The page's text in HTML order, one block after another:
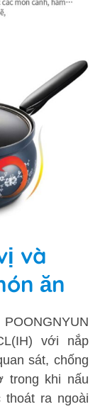
và
ăn
với nắp
sát, chống
trong khi nấu
ra ngoài